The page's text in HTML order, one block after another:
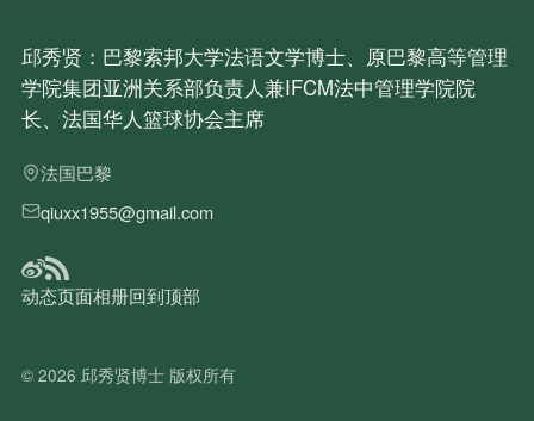
邱秀贤：巴黎索邦大学法语文学博士、原巴黎高等管理
学院集团亚洲关系部负责人兼IFCM法中管理学院院
长、法国华人篮球协会主席
法国巴黎
qiuxx1955@gmail.com
动态页面相册回到顶部
© 2026 邱秀贤博士 版权所有